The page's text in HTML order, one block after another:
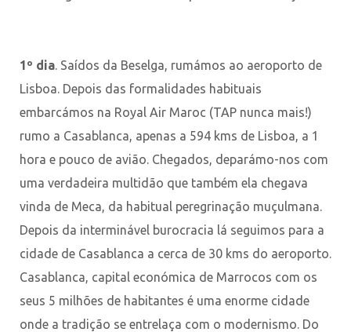
1º dia. Saídos da Beselga, rumámos ao aeroporto de
Lisboa. Depois das formalidades habituais
embarcámos na Royal Air Maroc (TAP nunca mais!)
rumo a Casablanca, apenas a 594 kms de Lisboa, a 1
hora e pouco de avião. Chegados, deparámo-nos com
uma verdadeira multidão que também ela chegava
vinda de Meca, da habitual peregrinação muçulmana.
Depois da interminável burocracia lá seguimos para a
cidade de Casablanca a cerca de 30 kms do aeroporto.
Casablanca, capital económica de Marrocos com os
seus 5 milhões de habitantes é uma enorme cidade
onde a tradição se entrelaça com o modernismo. Do